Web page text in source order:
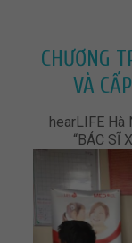
CHƯƠNG
VÀ
hearLIFE Hà
“BÁC SĨ